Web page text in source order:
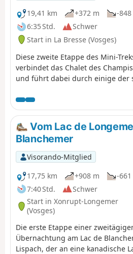
19,41 km
+372 m
-
6:35 Std.
Schwer
Start in La Bresse (Vosges)
Diese zweite Etappe des Mini-
verbindet das Chalet des
und führt dabei durch einige der
Vologne-Tal führt die Route
Anhöhen von La Bresse-
Lande, den Bergbauerngasthof
Schmargult“ und die berühmte
erreicht. Die Wanderung setzt
Abstieg fort, der an der Berghütte
dem Lac de Retournemer und den
Longemer vorbeiführt, bevor sie
Xonrupt-Longemer erreicht. Eine
Etappe, die Wälder,
Gletscherseen und
miteinander verbindet.
Vom Lac de
Blanchemer
Visorando-Mitglied
17,75 km
+908 m
-
7:40 Std.
Schwer
Start in Xonrupt-Longemer
(Vosges)
Die erste Etappe einer
Übernachtung am Lac de
Lispach, der an eine kanadische